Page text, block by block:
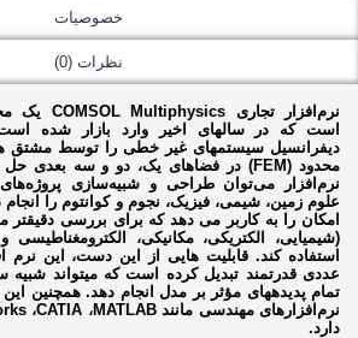
خصوصیات
نظرات (0)
نرم‌افزار تجاری COMSOL Multiphysics یک
است که در سال­های اخیر وارد بازار شده
دیفرانسیل سیستم­های غیر خطی را توسط مشتق
محدود (FEM)در فضاهای یک، دو و سه بعدی حل
نرم‌افزار می‌توان طراحی و شبیه‌سازی
علوم زمین، شیمی، فیزیک، نجوم و کوانتوم را انجام
امکان را به کاربر می دهد که برای بررسی دقیق­تر
(شیمیایی، الکتریکی، مکانیکی،
استفاده کند. قابلیت هایی از این دست، این نرم
عددی قدرتمند تبدیل کرده است که می­تواند شبیه
تمام پدیده­های مؤثر بر مدل انجام دهد. همچنین این
نرم‌افزارهای مهندسی مانندMATLAB، CATIA،
دارد.